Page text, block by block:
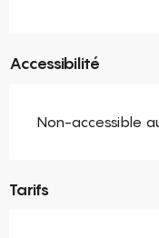
Accessibilité
Non-accessible
Tarifs